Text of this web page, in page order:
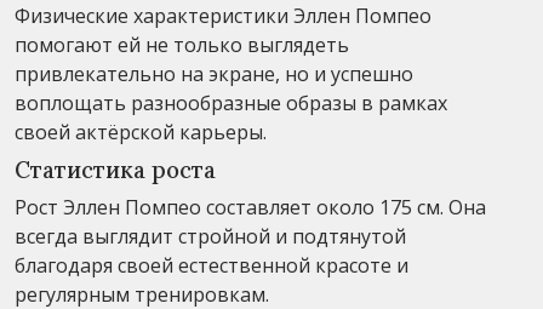
Физические характеристики Эллен Помпео
помогают ей не только выглядеть
привлекательно на экране, но и успешно
воплощать разнообразные образы в рамках
своей актёрской карьеры.
Статистика роста
Рост Эллен Помпео составляет около 175 см. Она
всегда выглядит стройной и подтянутой
благодаря своей естественной красоте и
регулярным тренировкам.